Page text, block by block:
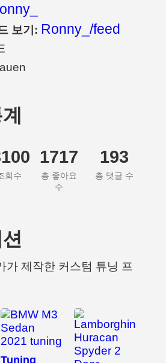
보기: Ronny_/feed
회수
1717
총 좋아요
수
193
총 댓글 수
가 제작한 커스텀 튜닝 프
Tuning